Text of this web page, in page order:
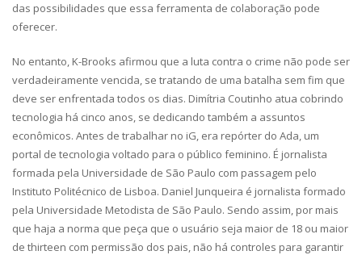
das possibilidades que essa ferramenta de colaboração pode
oferecer.
No entanto, K-Brooks afirmou que a luta contra o crime não pode ser
verdadeiramente vencida, se tratando de uma batalha sem fim que
deve ser enfrentada todos os dias. Dimítria Coutinho atua cobrindo
tecnologia há cinco anos, se dedicando também a assuntos
econômicos. Antes de trabalhar no iG, era repórter do Ada, um
portal de tecnologia voltado para o público feminino. É jornalista
formada pela Universidade de São Paulo com passagem pelo
Instituto Politécnico de Lisboa. Daniel Junqueira é jornalista formado
pela Universidade Metodista de São Paulo. Sendo assim, por mais
que haja a norma que peça que o usuário seja maior de 18 ou maior
de thirteen com permissão dos pais, não há controles para garantir